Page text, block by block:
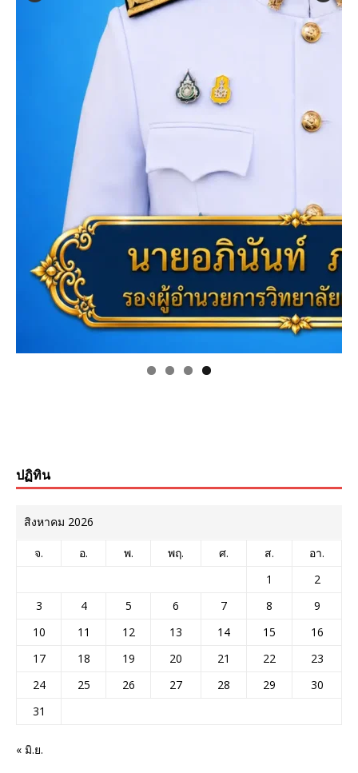
ปฏิทิน
สิงหาคม 2026
จ. อ. พ. พฤ. ศ. ส.
อา.
1
2
3
4 5 6 7 8
9
10
11 12 13 14 15
16
17
18 19 20 21 22
23
24
25 26 27 28 29
30
31
« มิ.ย.